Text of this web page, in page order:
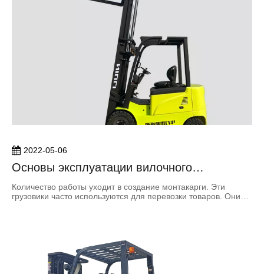
2022-05-06
Основы эксплуатации вилочного
погрузчика
Количество работы уходит в создание монтакарги. Эти
грузовики часто используются для перевозки товаров. Они